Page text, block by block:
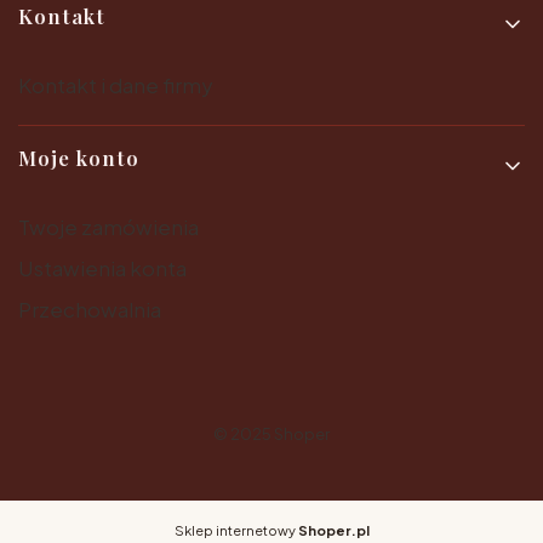
Kontakt
Moje konto
Sklep internetowy Shoper.pl